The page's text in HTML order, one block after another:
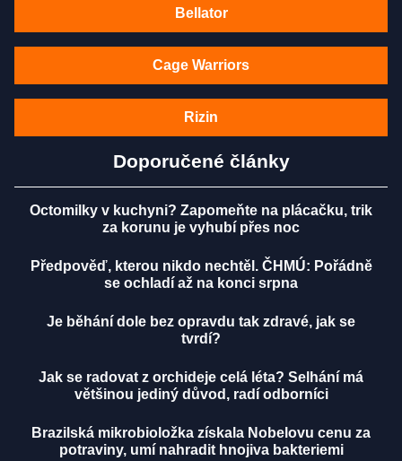
Bellator
Cage Warriors
Rizin
Doporučené články
Octomilky v kuchyni? Zapomeňte na plácačku, trik
za korunu je vyhubí přes noc
Předpověď, kterou nikdo nechtěl. ČHMÚ: Pořádně
se ochladí až na konci srpna
Je běhání dole bez opravdu tak zdravé, jak se
tvrdí?
Jak se radovat z orchideje celá léta? Selhání má
většinou jediný důvod, radí odborníci
Brazilská mikrobioložka získala Nobelovu cenu za
potraviny, umí nahradit hnojiva bakteriemi